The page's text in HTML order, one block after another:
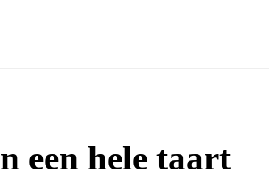
een hele taart